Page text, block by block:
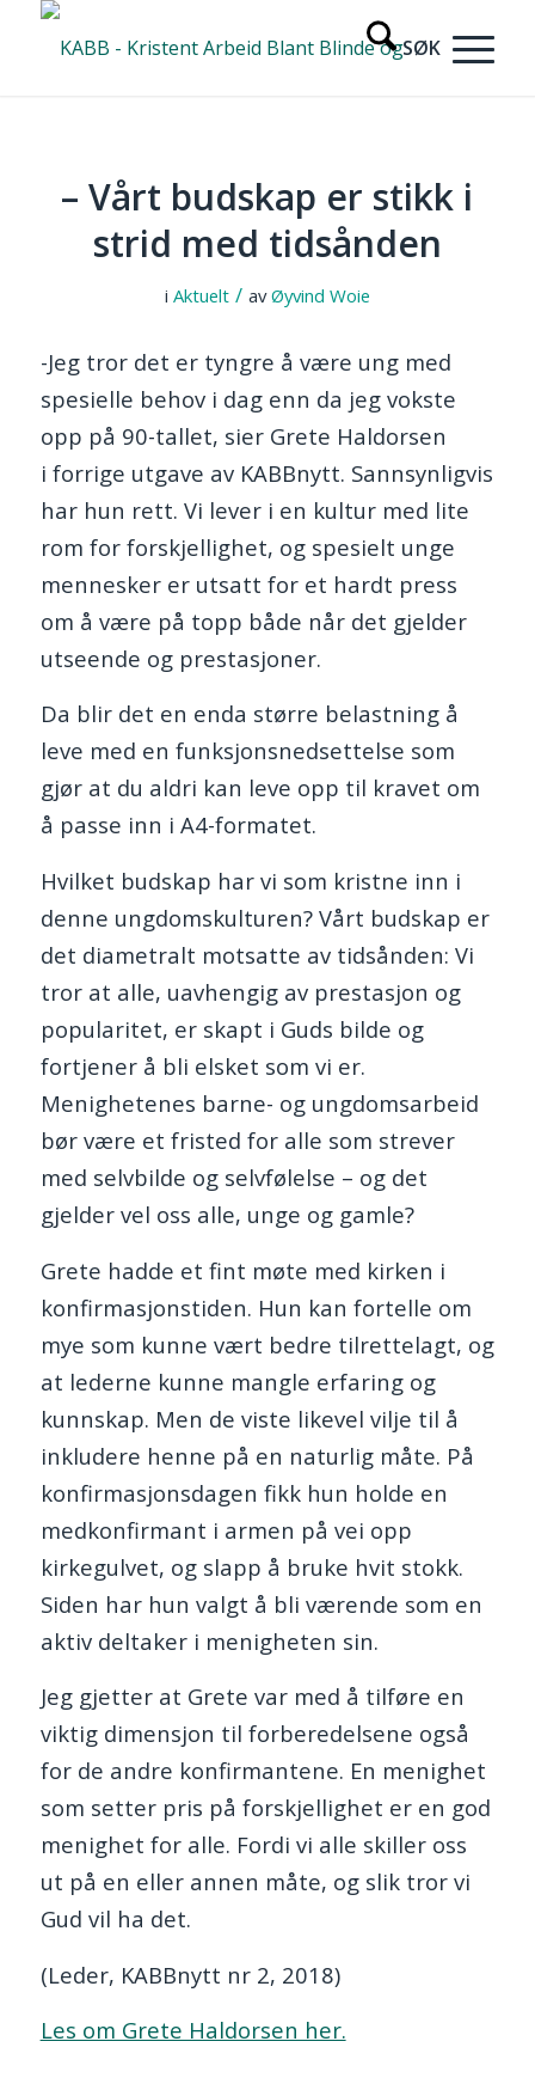
– Vårt budskap er stikk i
strid med tidsånden
i Aktuelt / avØyvind Woie
-Jeg tror det er tyngre å være ung med
spesielle behov i dag enn da jeg vokste
opp på 90-tallet, sier Grete Haldorsen
i forrige utgave av KABBnytt. Sannsynligvis
har hun rett. Vi lever i en kultur med lite
rom for forskjellighet, og spesielt unge
mennesker er utsatt for et hardt press
om å være på topp både når det gjelder
utseende og prestasjoner.
Da blir det en enda større belastning å
leve med en funksjonsnedsettelse som
gjør at du aldri kan leve opp til kravet om
å passe inn i A4-formatet.
Hvilket budskap har vi som kristne inn i
denne ungdomskulturen? Vårt budskap er
det diametralt motsatte av tidsånden: Vi
tror at alle, uavhengig av prestasjon og
popularitet, er skapt i Guds bilde og
fortjener å bli elsket som vi er.
Menighetenes barne- og ungdomsarbeid
bør være et fristed for alle som strever
med selvbilde og selvfølelse – og det
gjelder vel oss alle, unge og gamle?
Grete hadde et fint møte med kirken i
konfirmasjonstiden. Hun kan fortelle om
mye som kunne vært bedre tilrettelagt, og
at lederne kunne mangle erfaring og
kunnskap. Men de viste likevel vilje til å
inkludere henne på en naturlig måte. På
konfirmasjonsdagen fikk hun holde en
medkonfirmant i armen på vei opp
kirkegulvet, og slapp å bruke hvit stokk.
Siden har hun valgt å bli værende som en
aktiv deltaker i menigheten sin.
Jeg gjetter at Grete var med å tilføre en
viktig dimensjon til forberedelsene også
for de andre konfirmantene. En menighet
som setter pris på forskjellighet er en god
menighet for alle. Fordi vi alle skiller oss
ut på en eller annen måte, og slik tror vi
Gud vil ha det.
(Leder, KABBnytt nr 2, 2018)
Les om Grete Haldorsen her.